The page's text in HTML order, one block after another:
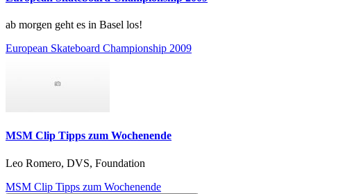
ab morgen geht es in Basel los!
European Skateboard Championship 2009
MSM Clip Tipps zum Wochenende
Leo Romero, DVS, Foundation
MSM Clip Tipps zum Wochenende